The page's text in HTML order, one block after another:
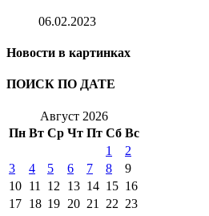
06.02.2023
Новости в картинках
ПОИСК ПО ДАТЕ
Август 2026
Пн Вт Ср Чт Пт Сб Вс
1
2
3
4 5 6 7 8
9
10 11 12 13 14 15 16
17 18 19 20 21 22 23